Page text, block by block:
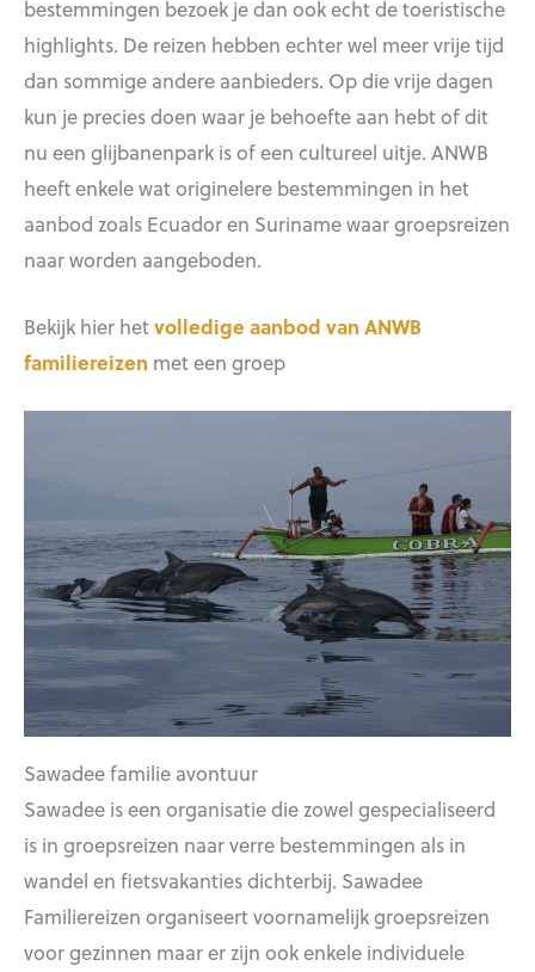
bestemmingen bezoek je dan ook echt de toeristische
highlights. De reizen hebben echter wel meer vrije tijd
dan sommige andere aanbieders. Op die vrije dagen
kun je precies doen waar je behoefte aan hebt of dit
nu een glijbanenpark is of een cultureel uitje. ANWB
heeft enkele wat originelere bestemmingen in het
aanbod zoals Ecuador en Suriname waar groepsreizen
naar worden aangeboden.
Bekijk hier hetvolledige aanbod van ANWB
familiereizen met een groep
Sawadee familie avontuur
Sawadee is een organisatie die zowel gespecialiseerd
is in groepsreizen naar verre bestemmingen als in
wandel en fietsvakanties dichterbij. Sawadee
Familiereizen organiseert voornamelijk groepsreizen
voor gezinnen maar er zijn ook enkele individuele